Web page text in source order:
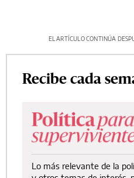
EL ARTÍCULO CONTINÚA
Recibe cada